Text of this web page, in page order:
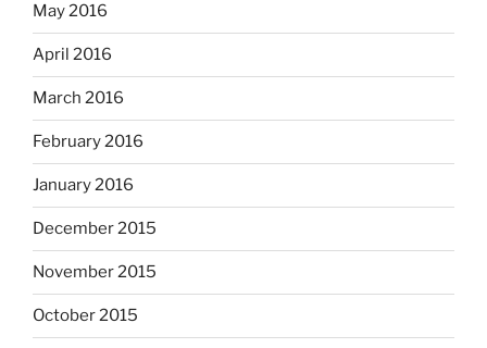
May 2016
April 2016
March 2016
February 2016
January 2016
December 2015
November 2015
October 2015